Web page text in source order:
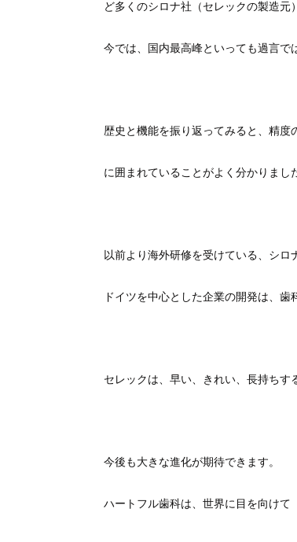
ど多くのシロナ社（セレックの製造元）
今では、国内最高峰といって も過言で
歴史と機能を振り返ってみると、精
に囲まれていることがよく分かりまし
以前より海外研修を受けている、シロ
ドイツを中心とした企業の開発は、歯
セレックは、早い、き れい、長持ちす
今後も大きな進化が期待できます。
ハートフル歯科は、世界に目を向け